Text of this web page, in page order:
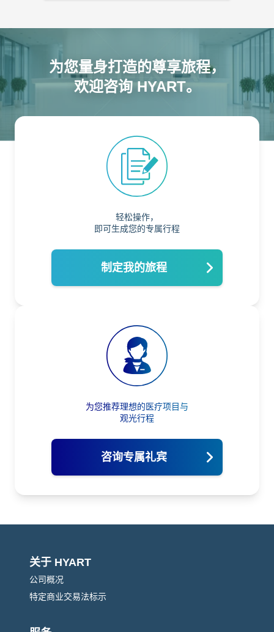
为您量身打造的尊享旅程，
欢迎咨询 HYART。
轻松操作，
即可生成您的专属行程
制定我的旅程
为您推荐理想的医疗项目与
观光行程
咨询专属礼宾
关于 HYART
公司概况
特定商业交易法标示